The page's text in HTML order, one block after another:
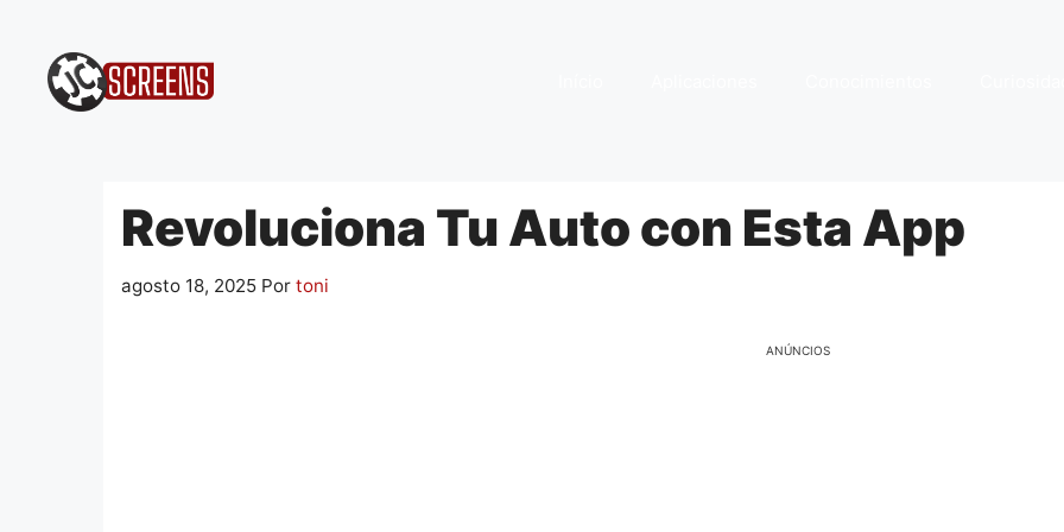
conteúdo
Revoluciona Tu Auto con Esta App
agosto 18, 2025 Por toni
ANÚNCIOS